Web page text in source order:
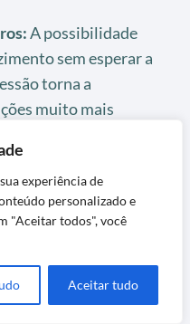
experiência de
personalizado e
"Aceitar todos", você
Aceitar tudo
A possibilidade
sem esperar a
torna a
muito mais
os riscos de
manuseio seguro
A tecnologia
aroma e os